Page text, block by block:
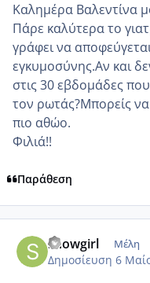
Καλημέρα Βαλεντίνα
Πάρε καλύτερα το
γράφει να
εγκυμοσύνης.Αν και
στις 30 εβδομάδες
τον ρωτάς?Μπορείς
πιο αθώο.
Φιλιά!!
Παράθεση
snowgirl Μέλη
Δημοσίευση 6